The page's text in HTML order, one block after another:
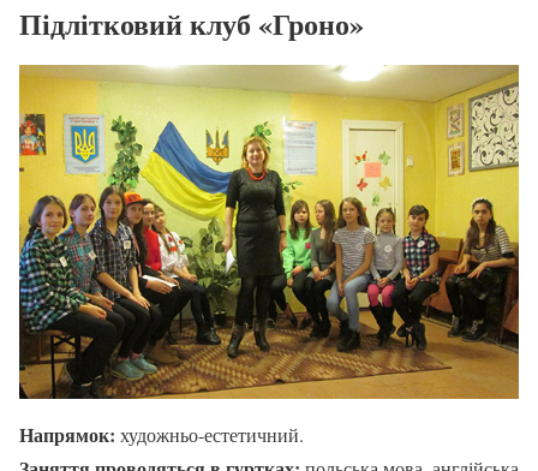
Підлітковий клуб «Гроно»
Напрямок: художньо-естетичний.